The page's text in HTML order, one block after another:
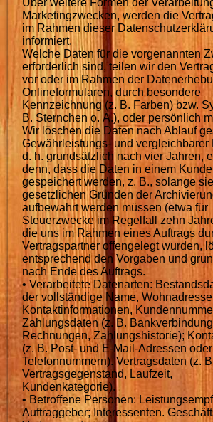
Über weitere Formen der
Marketingzwecken, werden die
im Rahmen dieser
informiert.
Welche Daten für die vorgenannten
erforderlich sind, teilen wir den
vor oder im Rahmen der
Onlineformularen, durch besondere
Kennzeichnung (z. B. Farben) bzw.
B. Sternchen o. Ä.), oder persönlich
Wir löschen die Daten nach Ablauf
Gewährleistungs- und vergleichbarer
d. h. grundsätzlich nach vier Jahren,
denn, dass die Daten in einem
gespeichert werden, z. B., solange
gesetzlichen Gründen der
aufbewahrt werden müssen (etwa für
Steuerzwecke im Regelfall zehn
die uns im Rahmen eines Auftrags
Vertragspartner offengelegt wurden,
entsprechend den Vorgaben und
nach Ende des Auftrags.
• Verarbeitete Datenarten:
der vollständige Name,
Kontaktinformationen,
Zahlungsdaten (z. B.
Rechnungen, Zahlungshistorie);
(z. B. Post- und E-Mail-Adressen oder
Telefonnummern). Vertragsdaten (z.
Vertragsgegenstand, Laufzeit,
Kundenkategorie).
• Betroffene Personen:
Auftraggeber; Interessenten.